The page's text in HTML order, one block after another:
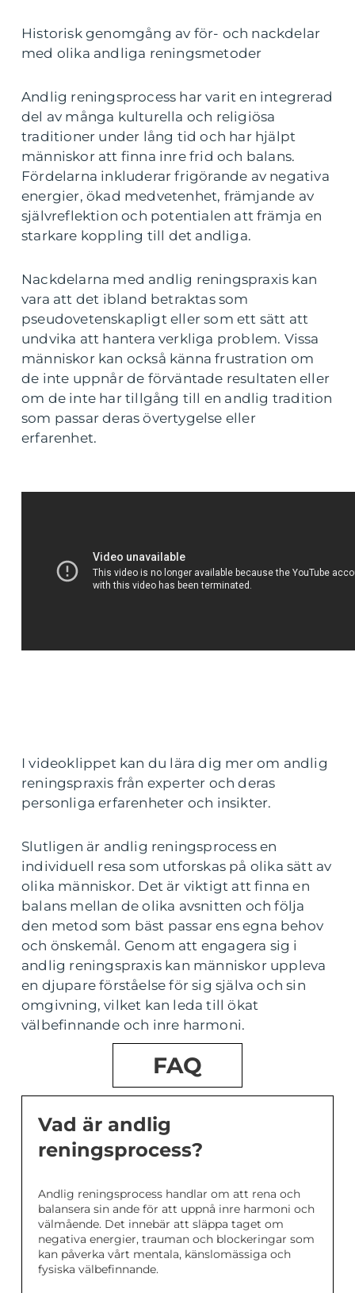
Historisk genomgång av för- och nackdelar
med olika andliga reningsmetoder
Andlig reningsprocess har varit en integrerad
del av många kulturella och religiösa
traditioner under lång tid och har hjälpt
människor att finna inre frid och balans.
Fördelarna inkluderar frigörande av negativa
energier, ökad medvetenhet, främjande av
självreflektion och potentialen att främja en
starkare koppling till det andliga.
Nackdelarna med andlig reningspraxis kan
vara att det ibland betraktas som
pseudovetenskapligt eller som ett sätt att
undvika att hantera verkliga problem. Vissa
människor kan också känna frustration om
de inte uppnår de förväntade resultaten eller
om de inte har tillgång till en andlig tradition
som passar deras övertygelse eller
erfarenhet.
I videoklippet kan du lära dig mer om andlig
reningspraxis från experter och deras
personliga erfarenheter och insikter.
Slutligen är andlig reningsprocess en
individuell resa som utforskas på olika sätt av
olika människor. Det är viktigt att finna en
balans mellan de olika avsnitten och följa
den metod som bäst passar ens egna behov
och önskemål. Genom att engagera sig i
andlig reningspraxis kan människor uppleva
en djupare förståelse för sig själva och sin
omgivning, vilket kan leda till ökat
välbefinnande och inre harmoni.
FAQ
Vad är andlig
reningsprocess?
Andlig reningsprocess handlar om att rena och
balansera sin ande för att uppnå inre harmoni och
välmående. Det innebär att släppa taget om
negativa energier, trauman och blockeringar som
kan påverka vårt mentala, känslomässiga och
fysiska välbefinnande.